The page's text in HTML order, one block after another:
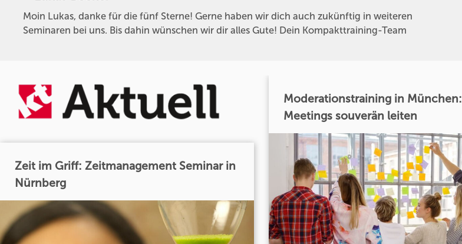
Moin Lukas, danke für die fünf Sterne! Gerne haben wir dich auch zukünftig in weiteren
Seminaren bei uns. Bis dahin wünschen wir dir alles Gute! Dein Kompakttraining-Team
Zeit im Griff: Zeitmanagement Seminar in
Nürnberg
Moderationstraining in München:
Meetings souverän leiten